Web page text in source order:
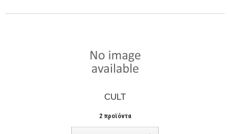
CULT
2 προϊόντα